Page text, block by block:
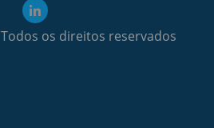
Todos os direitos reservados